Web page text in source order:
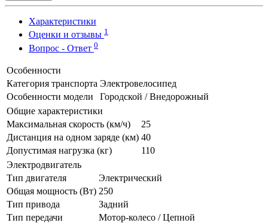
Характеристики
Оценки и отзывы 1
Вопрос - Ответ 0
Особенности
Категория транспорта Электровелосипед
Особенности модели
Городской / Внедорожный
Общие характеристики
Максимальная скорость (км/ч)
25
Дистанция на одном заряде (км) 40
Допустимая нагрузка (кг)
110
Электродвигатель
Тип двигателя
Электрический
Общая мощность (Вт) 250
Тип привода
Задний
Тип передачи
Мотор-колесо / Цепной